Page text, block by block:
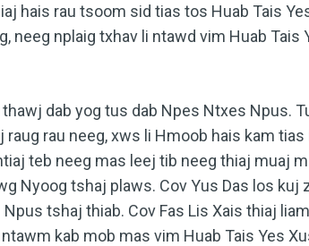
hais rau tsoom sid tias tos Huab Tais
neeg nplaig txhav li ntawd vim Huab Tais
dab yog tus dab Npes Ntxes Npus.
rau neeg, xws li Hmoob hais kam
teb neeg mas leej tib neeg thiaj muaj
Nyoog tshaj plaws. Cov Yus Das los kuj
tshaj thiab. Cov Fas Lis Xais thiaj
kab mob mas vim Huab Tais Yes